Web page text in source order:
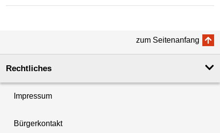
zum Seitenanfang
Rechtliches
Impressum
Bürgerkontakt